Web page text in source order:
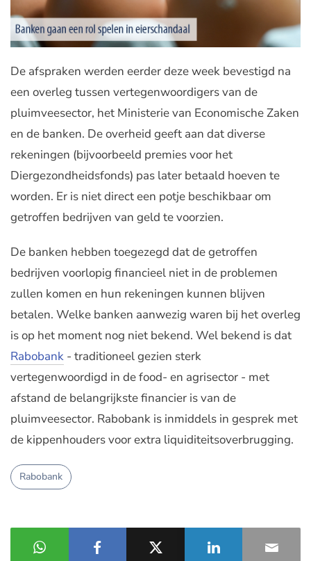
De afspraken werden eerder deze week bevestigd na
een overleg tussen vertegenwoordigers van de
pluimveesector, het Ministerie van Economische Zaken
en de banken. De overheid geeft aan dat diverse
rekeningen (bijvoorbeeld premies voor het
Diergezondheidsfonds) pas later betaald hoeven te
worden. Er is niet direct een potje beschikbaar om
getroffen bedrijven van geld te voorzien.
De banken hebben toegezegd dat de getroffen
bedrijven voorlopig financieel niet in de problemen
zullen komen en hun rekeningen kunnen blijven
betalen. Welke banken aanwezig waren bij het overleg
is op het moment nog niet bekend. Wel bekend is dat
Rabobank - traditioneel gezien sterk
vertegenwoordigd in de food- en agrisector - met
afstand de belangrijkste financier is van de
pluimveesector. Rabobank is inmiddels in gesprek met
de kippenhouders voor extra liquiditeitsoverbrugging.
Rabobank